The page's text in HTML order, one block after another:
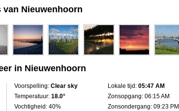
van Nieuwenhoorn
in Nieuwenhoorn
Voorspelling: Clear sky
Temperatuur: 18.0°
Vochtigheid: 40%
Lokale tijd: 05:47 AM
Zonsopgang: 06:15 AM
Zonsondergang: 09:23 PM